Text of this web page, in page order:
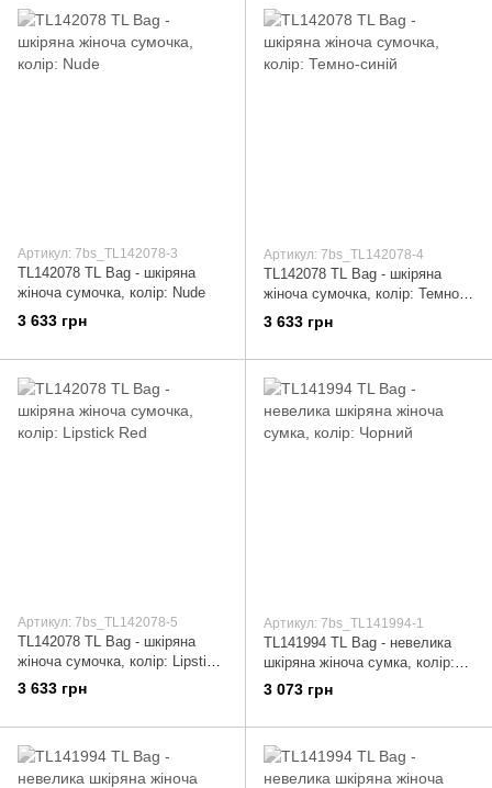
Артикул: 7bs_TL142078-3
TL142078 TL Bag - шкіряна
жіноча сумочка, колір: Nude
3 633 грн
Артикул: 7bs_TL142078-4
TL142078 TL Bag - шкіряна
жіноча сумочка, колір: Темно-
синій
3 633 грн
Артикул: 7bs_TL142078-5
TL142078 TL Bag - шкіряна
жіноча сумочка, колір: Lipstick
Red
3 633 грн
Артикул: 7bs_TL141994-1
TL141994 TL Bag - невелика
шкіряна жіноча сумка, колір:
Чорний
3 073 грн